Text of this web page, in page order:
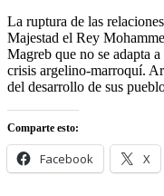
La ruptura de las
Majestad el Rey
Magreb que no se adapta
crisis argelino-marroquí.
del desarrollo de sus
Comparte esto:
Facebook X